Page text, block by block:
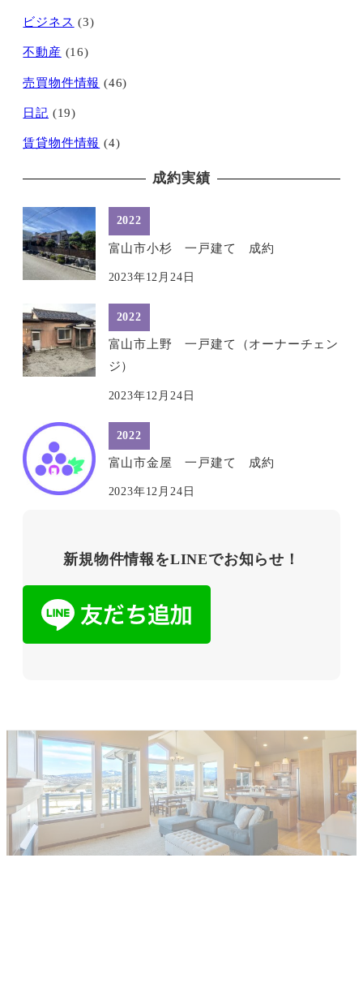
ビジネス (3)
不動産 (16)
売買物件情報 (46)
日記 (19)
賃貸物件情報 (4)
成約実績
2022
富山市小杉 一戸建て 成約
2023年12月24日
2022
富山市上野 一戸建て（オーナーチェン
ジ）
2023年12月24日
2022
富山市金屋 一戸建て 成約
2023年12月24日
新規物件情報をLINEでお知らせ！